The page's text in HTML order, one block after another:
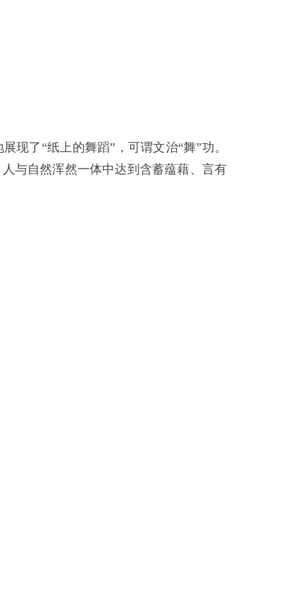
现了“纸上的舞蹈”，可谓文治“舞”功。
与自然浑然一体中达到含蓄蕴藉、言有